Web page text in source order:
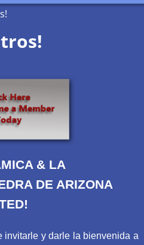
& LA
DE ARIZONA
invitarle y darle la bienvenida a